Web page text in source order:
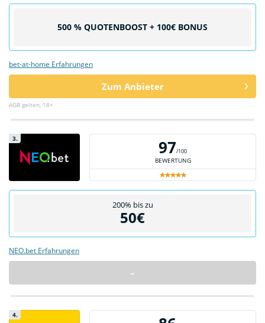
500 % QUOTENBOOST + 100€ BONUS
bet-at-home Erfahrungen
Zum Anbieter
AGB gelten, 18+
3. 97/100
BEWERTUNG
200% bis zu
50€
NEO.bet Erfahrungen
–
4.